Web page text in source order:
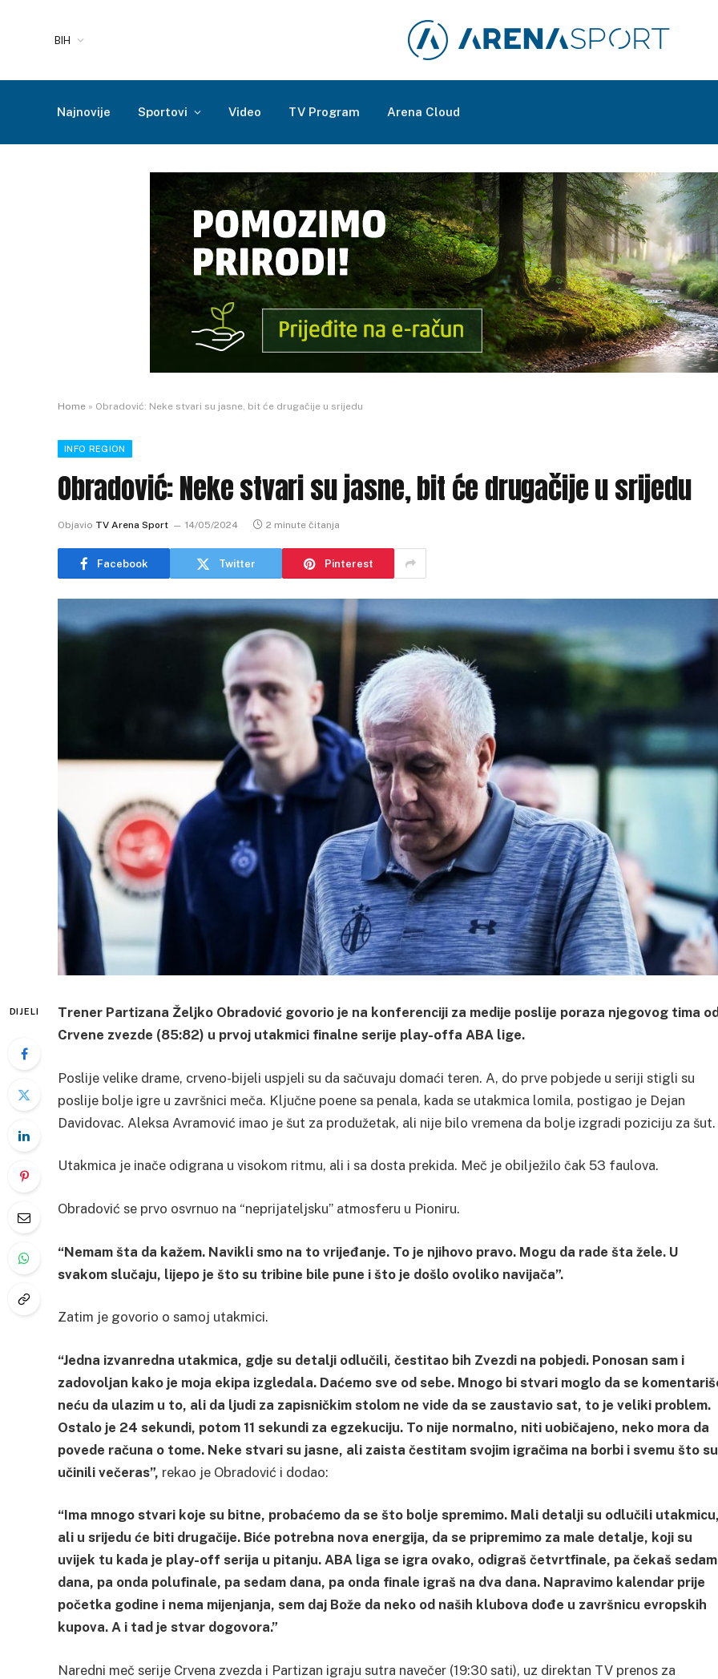
BIH
Najnovije Sportovi Video TV Program Arena Cloud
Home » Obradović: Neke stvari su jasne, bit će drugačije u srijedu
INFO REGION
Obradović: Neke stvari su jasne, bit će drugačije u srijedu
Objavio TV Arena Sport 14/05/2024 2 minute čitanja
Facebook Twitter Pinterest
DIJELI
Trener Partizana Željko Obradović govorio je na konferenciji za medije poslije poraza njegovog tima
Crvene zvezde (85:82) u prvoj utakmici finalne serije play-offa ABA lige.
Poslije velike drame, crveno-bijeli uspjeli su da sačuvaju domaći teren. A, do prve pobjede u seriji stigli su
poslije bolje igre u završnici meča. Ključne poene sa penala, kada se utakmica lomila, postigao je Dejan
Davidovac. Aleksa Avramović imao je šut za produžetak, ali nije bilo vremena da bolje izgradi poziciju za šut.
Utakmica je inače odigrana u visokom ritmu, ali i sa dosta prekida. Meč je obilježilo čak 53 faulova.
Obradović se prvo osvrnuo na “neprijateljsku” atmosferu u Pioniru.
“Nemam šta da kažem. Navikli smo na to vrijeđanje. To je njihovo pravo. Mogu da rade šta žele. U
svakom slučaju, lijepo je što su tribine bile pune i što je došlo ovoliko navijača”.
Zatim je govorio o samoj utakmici.
“Jedna izvanredna utakmica, gdje su detalji odlučili, čestitao bih Zvezdi na pobjedi. Ponosan sam i
zadovoljan kako je moja ekipa izgledala. Daćemo sve od sebe. Mnogo bi stvari moglo da se
neću da ulazim u to, ali da ljudi za zapisničkim stolom ne vide da se zaustavio sat, to je veliki problem.
Ostalo je 24 sekundi, potom 11 sekundi za egzekuciju. To nije normalno, niti uobičajeno, neko mora da
povede računa o tome. Neke stvari su jasne, ali zaista čestitam svojim igračima na borbi i svemu što su
učinili večeras”, rekao je Obradović i dodao:
“Ima mnogo stvari koje su bitne, probaćemo da se što bolje spremimo. Mali detalji su odlučili
ali u srijedu će biti drugačije. Biće potrebna nova energija, da se pripremimo za male detalje, koji su
uvijek tu kada je play-off serija u pitanju. ABA liga se igra ovako, odigraš četvrtfinale, pa čekaš sedam
dana, pa onda polufinale, pa sedam dana, pa onda finale igraš na dva dana. Napravimo kalendar prije
početka godine i nema mijenjanja, sem daj Bože da neko od naših klubova dođe u završnicu evropskih
kupova. A i tad je stvar dogovora.”
Naredni meč serije Crvena zvezda i Partizan igraju sutra navečer (19:30 sati), uz direktan TV prenos za